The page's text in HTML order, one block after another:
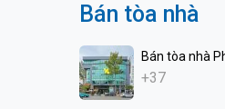
Bán tòa nhà
Bán tòa nhà
+37